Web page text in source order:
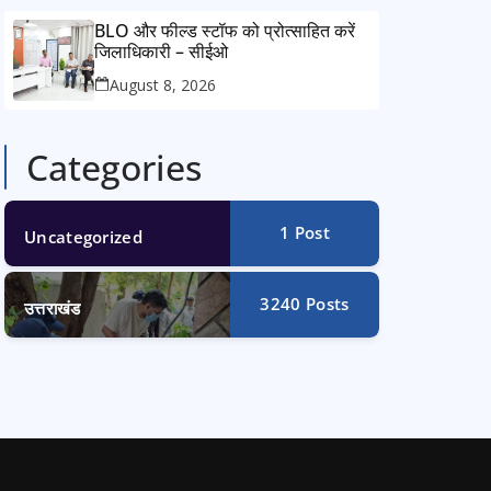
BLO और फील्ड स्टॉफ को प्रोत्साहित करें
जिलाधिकारी – सीईओ
August 8, 2026
Categories
Uncategorized 1 Post
उत्तराखंड 3240 Posts